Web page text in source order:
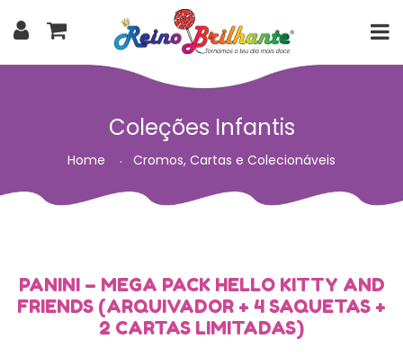
Coleções Infantis
Home Cromos, Cartas e Colecionáveis
PANINI – MEGA PACK HELLO KITTY AND
FRIENDS (ARQUIVADOR + 4 SAQUETAS +
2 CARTAS LIMITADAS)